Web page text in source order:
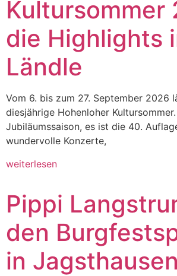
Kultursommer
die Highlights
Ländle
Vom 6. bis zum 27. September 2026
diesjährige Hohenloher
Jubiläumssaison, es ist die 40.
wundervolle Konzerte,
weiterlesen
Pippi
den
in Jagsthausen